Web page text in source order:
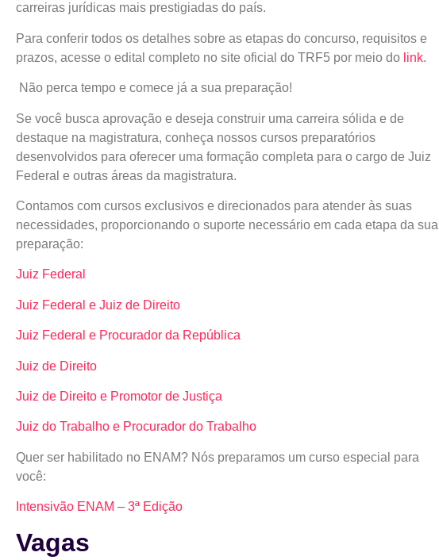
carreiras jurídicas mais prestigiadas do país.
Para conferir todos os detalhes sobre as etapas do concurso, requisitos e
prazos, acesse o edital completo no site oficial do TRF5 por meio do link.
Não perca tempo e comece já a sua preparação!
Se você busca aprovação e deseja construir uma carreira sólida e de
destaque na magistratura, conheça nossos cursos preparatórios
desenvolvidos para oferecer uma formação completa para o cargo de Juiz
Federal e outras áreas da magistratura.
Contamos com cursos exclusivos e direcionados para atender às suas
necessidades, proporcionando o suporte necessário em cada etapa da sua
preparação:
Juiz Federal
Juiz Federal e Juiz de Direito
Juiz Federal e Procurador da República
Juiz de Direito
Juiz de Direito e Promotor de Justiça
Juiz do Trabalho e Procurador do Trabalho
Quer ser habilitado no ENAM? Nós preparamos um curso especial para
você:
Intensivão ENAM – 3ª Edição
Vagas